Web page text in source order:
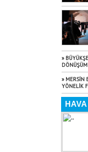
»
» MERSİN
YÖNELİK